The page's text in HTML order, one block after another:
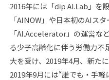
2016年には「dip AI.Lab」を
「AINOW」や日本初のAIス
「AI.Accelerator」の運営な
る少子高齢化に伴う労働力不
大を受け、2019年4月、新た
2019年9月には“誰でも・手